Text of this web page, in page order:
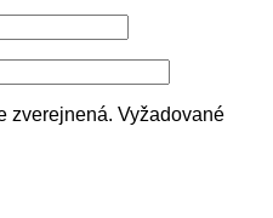
zverejnená. Vyžadované